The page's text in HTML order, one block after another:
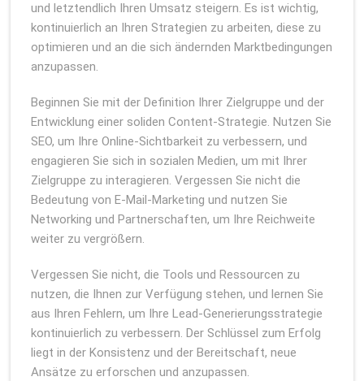
und letztendlich Ihren Umsatz steigern. Es ist wichtig,
kontinuierlich an Ihren Strategien zu arbeiten, diese zu
optimieren und an die sich ändernden Marktbedingungen
anzupassen.
Beginnen Sie mit der Definition Ihrer Zielgruppe und der
Entwicklung einer soliden Content-Strategie. Nutzen Sie
SEO, um Ihre Online-Sichtbarkeit zu verbessern, und
engagieren Sie sich in sozialen Medien, um mit Ihrer
Zielgruppe zu interagieren. Vergessen Sie nicht die
Bedeutung von E-Mail-Marketing und nutzen Sie
Networking und Partnerschaften, um Ihre Reichweite
weiter zu vergrößern.
Vergessen Sie nicht, die Tools und Ressourcen zu
nutzen, die Ihnen zur Verfügung stehen, und lernen Sie
aus Ihren Fehlern, um Ihre Lead-Generierungsstrategie
kontinuierlich zu verbessern. Der Schlüssel zum Erfolg
liegt in der Konsistenz und der Bereitschaft, neue
Ansätze zu erforschen und anzupassen.